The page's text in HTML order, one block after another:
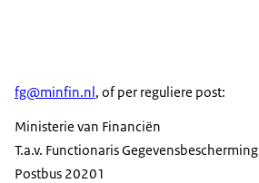
fg@minfin.nl, of per reguliere post:
Ministerie van Financiën
T.a.v. Functionaris Gegevensbescherming
Postbus 20201